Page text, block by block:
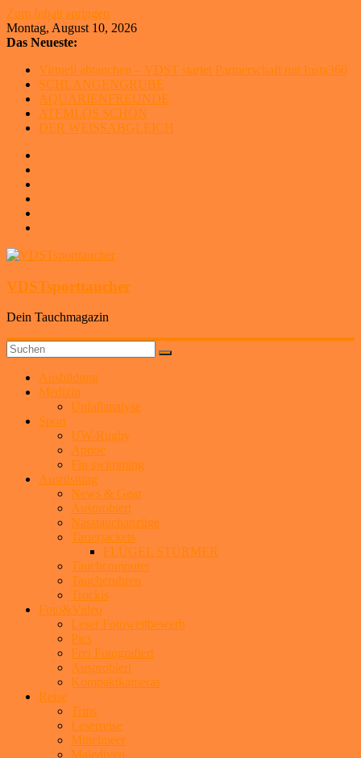
Zum Inhalt springen
Montag, August 10, 2026
Das Neueste:
Virtuell abtauchen – VDST startet Partnerschaft mit Insta360
SCHLANGENGRUBE
AQUARIENFREUNDE
ATEMLOS SCHÖN
DER WEISSABGLEICH
VDSTsporttaucher
Dein Tauchmagazin
Ausbildung
Medizin
Unfallanalyse
Sport
UW-Rugby
Apnoe
Fin swimming
Ausrüstung
News & Gear
Ausprobiert
Nasstauchanzüge
Tarierjackets
FLÜGEL STÜRMER
Tauchcomputer
Taucheruhren
Trockis
Foto&Video
Leser Fotowettbewerb
Pics
Frei Fotografiert
Ausprobiert
Kompaktkameras
Reise
Trips
Leserreise
Mittelmeer
Malediven